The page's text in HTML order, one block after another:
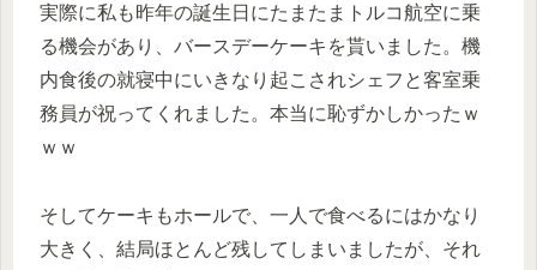
実際に私も昨年の誕生日にたまたまトルコ航空に乗
る機会があり、バースデーケーキを貰いました。機
内食後の就寝中にいきなり起こされシェフと客室乗
務員が祝ってくれました。本当に恥ずかしかったｗ
ｗｗ
そしてケーキもホールで、一人で食べるにはかなり
大きく、結局ほとんど残してしまいましたが、それ